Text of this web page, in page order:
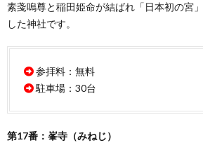
素戔嗚尊と稲田姫命が結ばれ「日本初の宮
した神社です。
参拝料：無料
駐車場：30台
第17番：峯寺（みねじ）